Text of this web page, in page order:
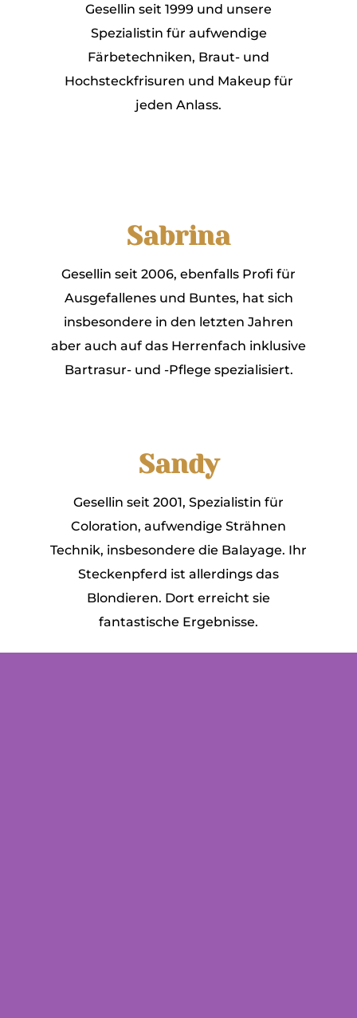
Gesellin seit 1999 und unsere
Spezialistin für aufwendige
Färbetechniken, Braut- und
Hochsteckfrisuren und Makeup für
jeden Anlass.
Sabrina
Gesellin seit 2006, ebenfalls Profi für
Ausgefallenes und Buntes, hat sich
insbesondere in den letzten Jahren
aber auch auf das Herrenfach inklusive
Bartrasur- und -Pflege spezialisiert.
Sandy
Gesellin seit 2001, Spezialistin für
Coloration, aufwendige Strähnen
Technik, insbesondere die Balayage. Ihr
Steckenpferd ist allerdings das
Blondieren. Dort erreicht sie
fantastische Ergebnisse.